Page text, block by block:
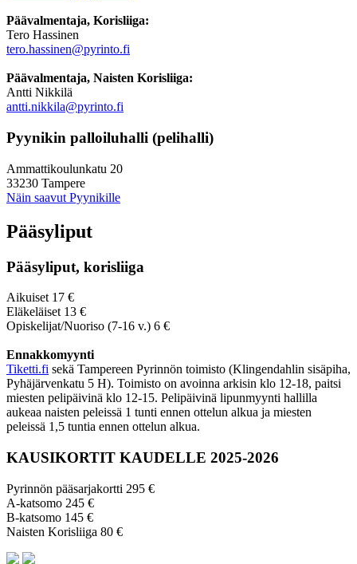
Päävalmentaja, Korisliiga:
Tero Hassinen
tero.hassinen@pyrinto.fi
Päävalmentaja, Naisten Korisliiga:
Antti Nikkilä
antti.nikkila@pyrinto.fi
Pyynikin palloiluhalli (pelihalli)
Ammattikoulunkatu 20
33230 Tampere
Näin saavut Pyynikille
Pääsyliput
Pääsyliput, korisliiga
Aikuiset 17 €
Eläkeläiset 13 €
Opiskelijat/Nuoriso (7-16 v.) 6 €
Ennakkomyynti
Tiketti.fi sekä Tampereen Pyrinnön toimisto (Klingendahlin sisäpiha,
Pyhäjärvenkatu 5 H). Toimisto on avoinna arkisin klo 12-18, paitsi
miesten pelipäivinä klo 12-15. Pelipäivinä lipunmyynti hallilla
aukeaa naisten peleissä 1 tunti ennen ottelun alkua ja miesten
peleissä 1,5 tuntia ennen ottelun alkua.
KAUSIKORTIT KAUDELLE 2025-2026
Pyrinnön pääsarjakortti 295 €
A-katsomo 245 €
B-katsomo 145 €
Naisten Korisliiga 80 €